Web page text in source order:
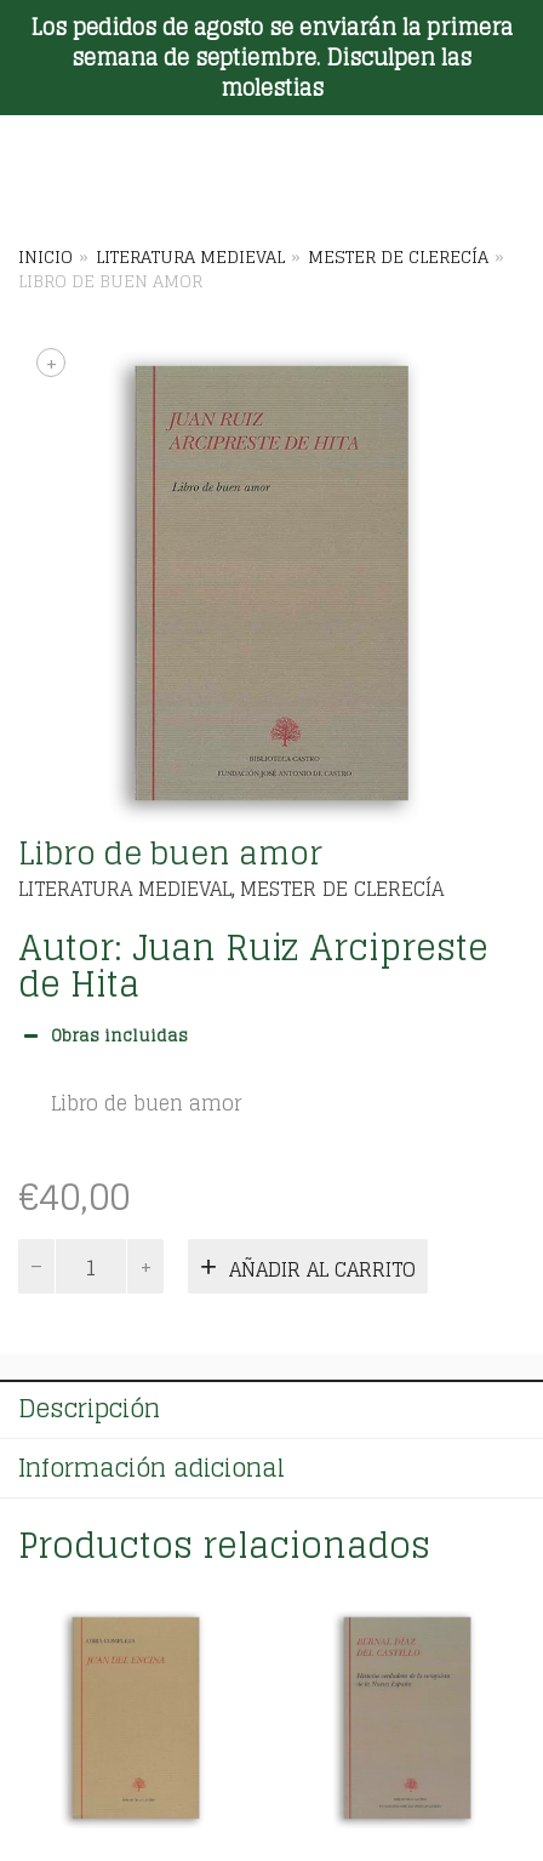
Los pedidos de agosto se enviarán la primera
semana de septiembre. Disculpen las
molestias
Toggle Menu
INICIO » LITERATURA MEDIEVAL » MESTER DE CLERECÍA »
LIBRO DE BUEN AMOR
+
Libro de buen amor
LITERATURA MEDIEVAL, MESTER DE CLERECÍA
Autor: Juan Ruiz Arcipreste
de Hita
Obras incluidas
Libro de buen amor
€40,00
de AÑADIR AL CARRITO
Descripción
Información adicional
Productos relacionados